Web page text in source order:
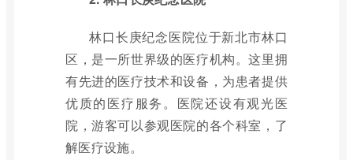
林口长庚纪念医院位于新北市林口
区，是一所世界级的医疗机构。这里拥
有先进的医疗技术和设备，为患者提供
优质的医疗服务。医院还设有观光医
院，游客可以参观医院的各个科室，了
解医疗设施。